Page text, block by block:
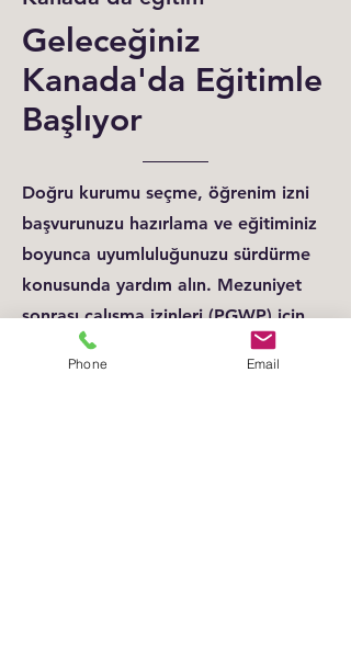
Geleceğiniz
Kanada'da Eğitimle
Başlıyor
Doğru kurumu seçme, öğrenim izni
başvurunuzu hazırlama ve eğitiminiz
boyunca uyumluluğunuzu sürdürme
konusunda yardım alın. Mezuniyet
sonrası çalışma izinleri (PGWP) için
de destek mevcuttur.
Phone Email